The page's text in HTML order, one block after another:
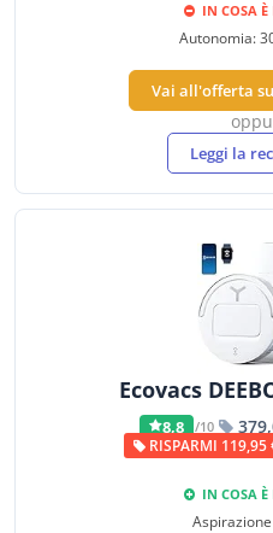
IN COSA È
Autonomia:
Vai all'offerta
Leggi la
Ecovacs
8,8 /10
RISPARMI 119,95
IN COSA